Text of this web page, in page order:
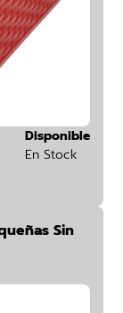
Disponible
En Stock
Sin